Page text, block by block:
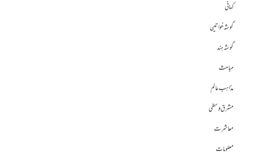
کہانی
گوشہ خواتین
گوشہ ہند
مباحث
مذاہب عالم
مشرق وسطی
معاشرت
معلومات